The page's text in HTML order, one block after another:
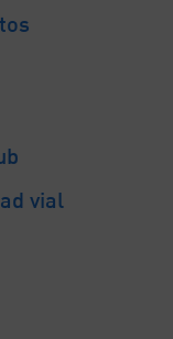
vial